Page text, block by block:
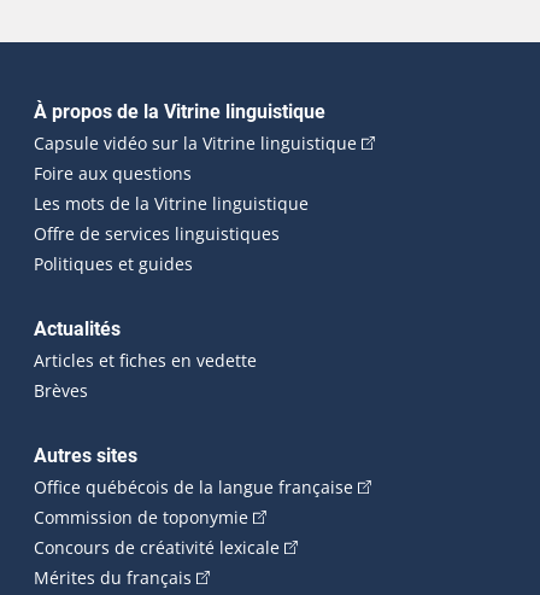
Navigation principale
À propos de la Vitrine linguistique
Capsule vidéo sur la Vitrine linguistique(Cet hyperlien
Foire aux questions
Les mots de la Vitrine linguistique
Offre de services linguistiques
Politiques et guides
Actualités
Articles et fiches en vedette
Brèves
Autres sites
Office québécois de la langue française(Cet hyperlien
Commission de toponymie(Cet hyperlien externe s'ouvrira
Concours de créativité lexicale(Cet hyperlien externe
Mérites du français (Cet hyperlien externe s'ouvrira dans une